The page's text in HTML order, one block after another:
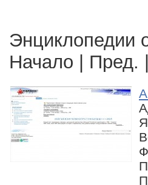
Энциклопедии
Начало | Пред. |